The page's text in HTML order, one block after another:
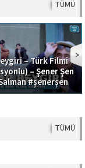
TÜMÜ
Güzel Şoför |
Alparslan Emir
Full
TÜMÜ